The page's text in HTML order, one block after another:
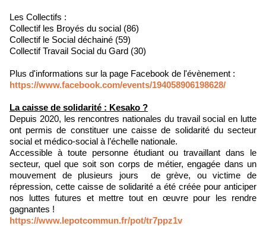
Les Collectifs :
Collectif les Broyés du social (86)
Collectif le Social déchainé (59)
Collectif Travail Social du Gard (30)
Plus d'informations sur la page Facebook de l'évènement :
https://www.facebook.com/events/194058906198628/
La caisse de solidarité : Kesako ?
Depuis 2020, les rencontres nationales du travail social en lutte
ont permis de constituer une caisse de solidarité du secteur
social et médico-social à l’échelle nationale.
Accessible à toute personne étudiant ou travaillant dans le
secteur, quel que soit son corps de métier, engagée dans un
mouvement de plusieurs jours de grève, ou victime de
répression, cette caisse de solidarité a été créée pour anticiper
nos luttes futures et mettre tout en œuvre pour les rendre
gagnantes !
https://www.lepotcommun.fr/pot/tr7ppz1v